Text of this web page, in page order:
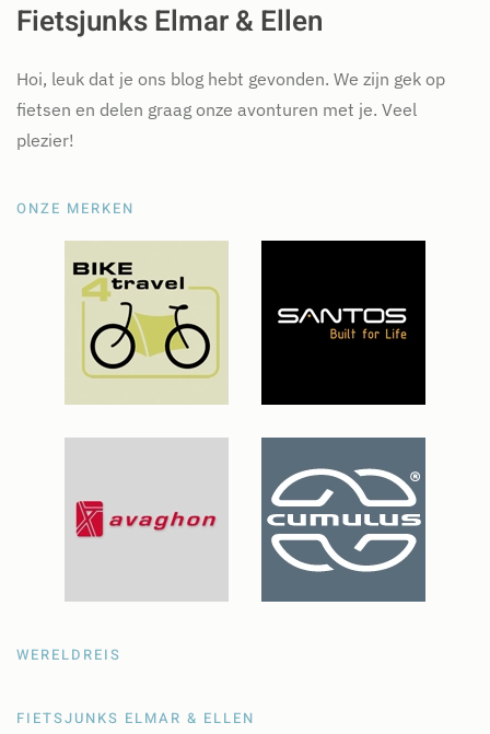
Fietsjunks Elmar & Ellen
Hoi, leuk dat je ons blog hebt gevonden. We zijn gek op
fietsen en delen graag onze avonturen met je. Veel
plezier!
ONZE MERKEN
WERELDREIS
FIETSJUNKS ELMAR & ELLEN